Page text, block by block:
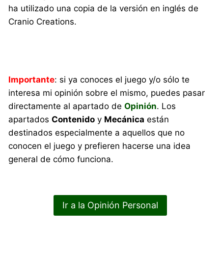
ha utilizado una copia de la versión en inglés de
Cranio Creations.
Importante: si ya conoces el juego y/o sólo te
interesa mi opinión sobre el mismo, puedes pasar
directamente al apartado deOpinión. Los
apartadosContenido y Mecánica están
destinados especialmente a aquellos que no
conocen el juego y prefieren hacerse una idea
general de cómo funciona.
Ir a la Opinión Personal